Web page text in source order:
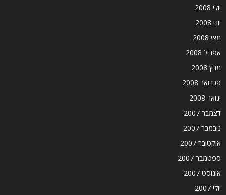
יולי 2008
יוני 2008
מאי 2008
אפריל 2008
מרץ 2008
פברואר 2008
ינואר 2008
דצמבר 2007
נובמבר 2007
אוקטובר 2007
ספטמבר 2007
אוגוסט 2007
יולי 2007